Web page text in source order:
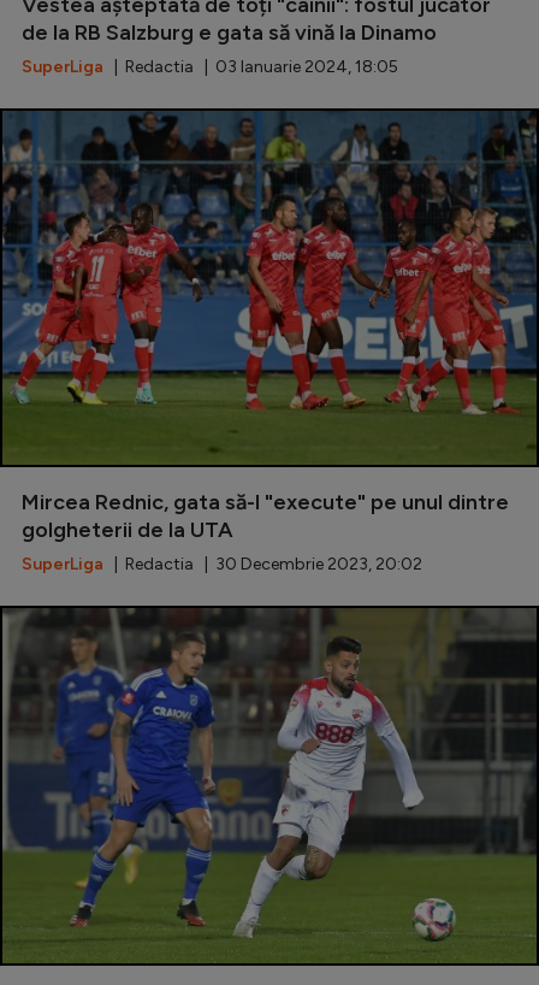
de la RB Salzburg e gata să vină la Dinamo
SuperLiga | Redactia | 03 Ianuarie 2024, 18:05
Mircea Rednic, gata să-l "execute" pe unul dintre
golgheterii de la UTA
SuperLiga | Redactia | 30 Decembrie 2023, 20:02